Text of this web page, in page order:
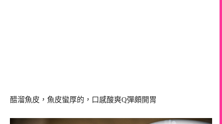
醋溜魚皮，魚皮蠻厚的，口感酸爽Q彈頗開胃